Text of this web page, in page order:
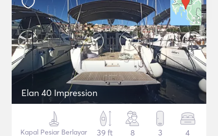
Elan 40 Impression
Kapal Pesiar Berlayar
39 ft
8 3 4